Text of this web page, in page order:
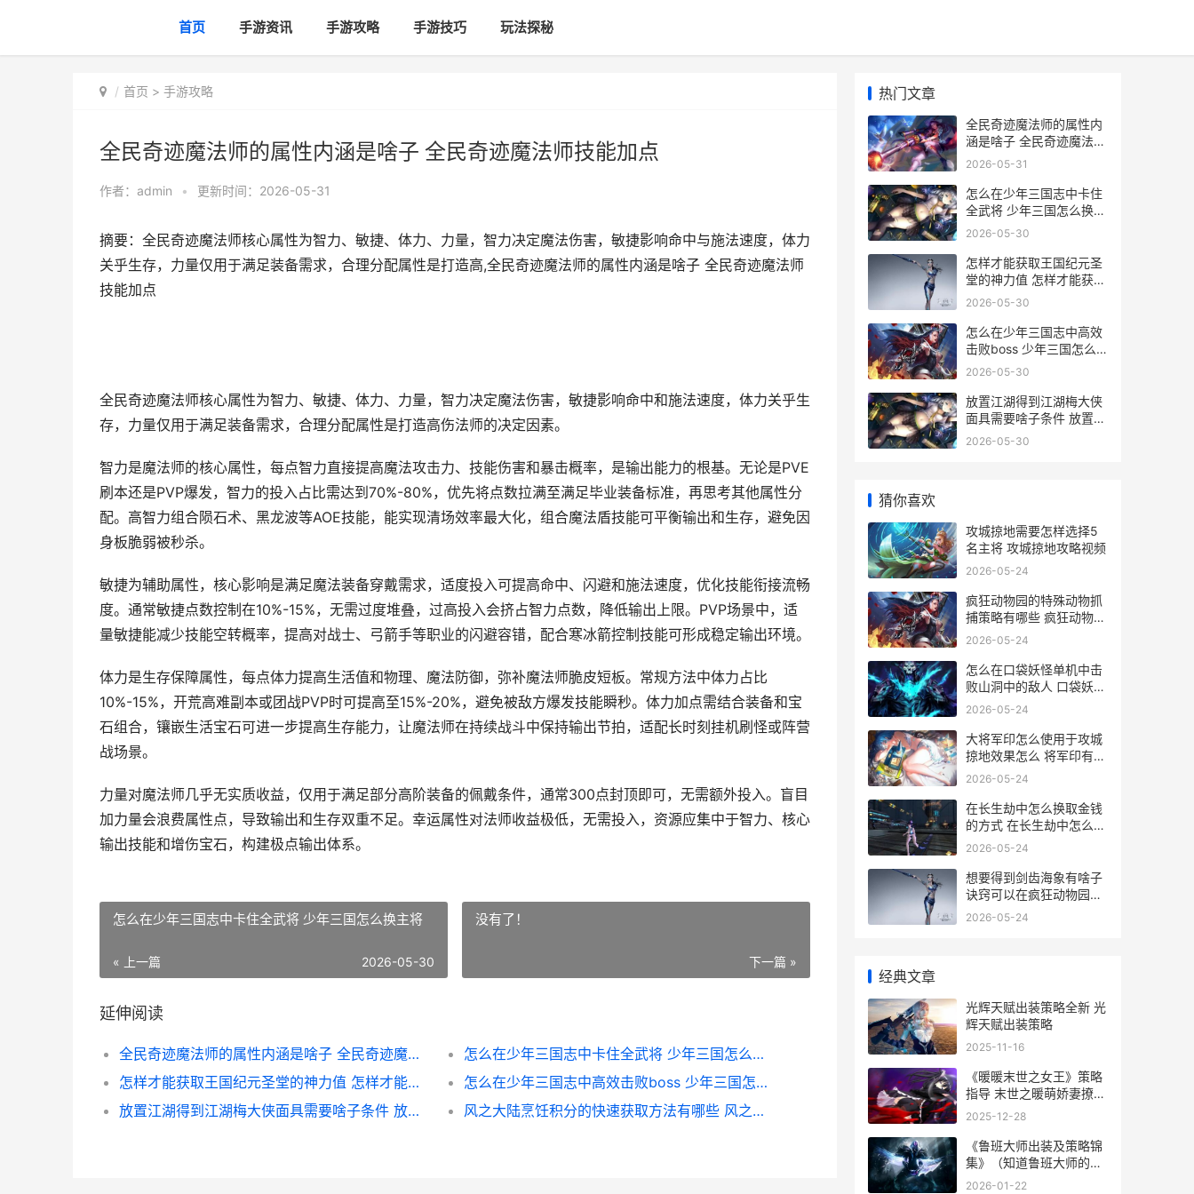
首页 手游资讯 手游攻略 手游技巧 玩法探秘
首页 > 手游攻略
全民奇迹魔法师的属性内涵是啥子 全民奇迹魔法师技能加点
作者： admin • 更新时间：2026-05-31
摘要：全民奇迹魔法师核心属性为智力、敏捷、体力、力量，智力决定魔法伤害，敏捷影响命中与施法速度，体力
关乎生存，力量仅用于满足装备需求，合理分配属性是打造高,全民奇迹魔法师的属性内涵是啥子 全民奇迹魔法师
技能加点
全民奇迹魔法师核心属性为智力、敏捷、体力、力量，智力决定魔法伤害，敏捷影响命中和施法速度，体力关乎生
存，力量仅用于满足装备需求，合理分配属性是打造高伤法师的决定因素。
智力是魔法师的核心属性，每点智力直接提高魔法攻击力、技能伤害和暴击概率，是输出能力的根基。无论是PVE
刷本还是PVP爆发，智力的投入占比需达到70%-80%，优先将点数拉满至满足毕业装备标准，再思考其他属性分
配。高智力组合陨石术、黑龙波等AOE技能，能实现清场效率最大化，组合魔法盾技能可平衡输出和生存，避免因
身板脆弱被秒杀。
敏捷为辅助属性，核心影响是满足魔法装备穿戴需求，适度投入可提高命中、闪避和施法速度，优化技能衔接流畅
度。通常敏捷点数控制在10%-15%，无需过度堆叠，过高投入会挤占智力点数，降低输出上限。PVP场景中，适
量敏捷能减少技能空转概率，提高对战士、弓箭手等职业的闪避容错，配合寒冰箭控制技能可形成稳定输出环境。
体力是生存保障属性，每点体力提高生活值和物理、魔法防御，弥补魔法师脆皮短板。常规方法中体力占比
10%-15%，开荒高难副本或团战PVP时可提高至15%-20%，避免被敌方爆发技能瞬秒。体力加点需结合装备和宝
石组合，镶嵌生活宝石可进一步提高生存能力，让魔法师在持续战斗中保持输出节拍，适配长时刻挂机刷怪或阵营
战场景。
力量对魔法师几乎无实质收益，仅用于满足部分高阶装备的佩戴条件，通常300点封顶即可，无需额外投入。盲目
加力量会浪费属性点，导致输出和生存双重不足。幸运属性对法师收益极低，无需投入，资源应集中于智力、核心
输出技能和增伤宝石，构建极点输出体系。
怎么在少年三国志中卡住全武将 少年三国怎么换主将
« 上一篇 2026-05-30
没有了！
下一篇 »
延伸阅读
全民奇迹魔法师的属性内涵是啥子 全民奇迹魔法师技能加点
怎么在少年三国志中卡住全武将 少年三国怎么换主将
怎样才能获取王国纪元圣堂的神力值 怎样才能获取王者称号
怎么在少年三国志中高效击败boss 少年三国怎么升级最快
放置江湖得到江湖梅大侠面具需要啥子条件 放置江湖全支线攻略
风之大陆烹饪积分的快速获取方法有哪些 风之大陆怎么做食物
热门文章
全民奇迹魔法师的属性内
涵是啥子 全民奇迹魔法师
技能加点
2026-05-31
怎么在少年三国志中卡住
全武将 少年三国怎么换主
将
2026-05-30
怎样才能获取王国纪元圣
堂的神力值 怎样才能获取
王者称号
2026-05-30
怎么在少年三国志中高效
击败boss 少年三国怎么
升级最快
2026-05-30
放置江湖得到江湖梅大侠
面具需要啥子条件 放置江
湖全支线攻略
2026-05-30
猜你喜欢
攻城掠地需要怎样选择5
名主将 攻城掠地攻略视频
2026-05-24
疯狂动物园的特殊动物抓
捕策略有哪些 疯狂动物园
的特殊动物怎么解锁
2026-05-24
怎么在口袋妖怪单机中击
败山洞中的敌人 口袋妖怪
怎么maga
2026-05-24
大将军印怎么使用于攻城
掠地效果怎么 将军印有什
么用
2026-05-24
在长生劫中怎么换取金钱
的方式 在长生劫中怎么升
级装备
2026-05-24
想要得到剑齿海象有啥子
诀窍可以在疯狂动物园中
运用 剑齿海象攻略
2026-05-24
经典文章
光辉天赋出装策略全新 光
辉天赋出装策略
2025-11-16
《暖暖末世之女王》策略
指导 末世之暖萌娇妻撩美
男全文免费阅读
2025-12-28
《鲁班大师出装及策略锦
集》（知道鲁班大师的出
装攻略与游戏策略 鲁班大
2026-01-22